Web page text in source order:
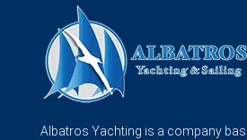
Albatros Yachting is a company